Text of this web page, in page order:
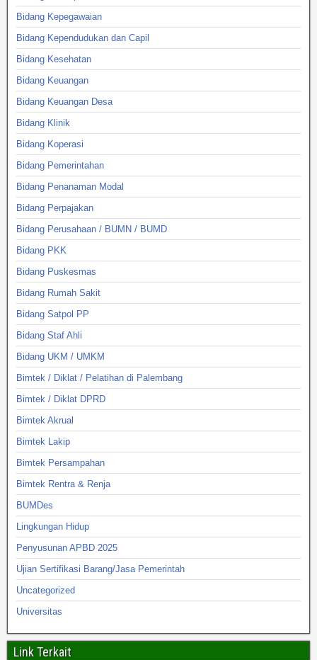
Bidang Kepegawaian
Bidang Kependudukan dan Capil
Bidang Kesehatan
Bidang Keuangan
Bidang Keuangan Desa
Bidang Klinik
Bidang Koperasi
Bidang Pemerintahan
Bidang Penanaman Modal
Bidang Perpajakan
Bidang Perusahaan / BUMN / BUMD
Bidang PKK
Bidang Puskesmas
Bidang Rumah Sakit
Bidang Satpol PP
Bidang Staf Ahli
Bidang UKM / UMKM
Bimtek / Diklat / Pelatihan di Palembang
Bimtek / Diklat DPRD
Bimtek Akrual
Bimtek Lakip
Bimtek Persampahan
Bimtek Rentra & Renja
BUMDes
Lingkungan Hidup
Penyusunan APBD 2025
Ujian Sertifikasi Barang/Jasa Pemerintah
Uncategorized
Universitas
Link Terkait